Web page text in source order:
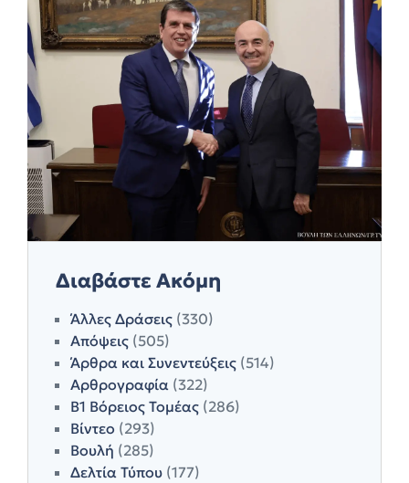
Διαβάστε Ακόμη
Άλλες Δράσεις (330)
Απόψεις (505)
Άρθρα και Συνεντεύξεις (514)
Αρθρογραφία (322)
Β1 Βόρειος Τομέας (286)
Βίντεο (293)
Βουλή (285)
Δελτία Τύπου (177)